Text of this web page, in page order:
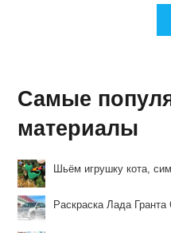
Самые
материалы
Шьём игрушку кота,
Раскраска Лада